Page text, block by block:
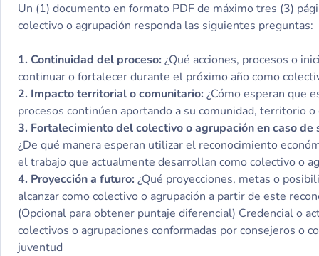
Un (1) documento en formato PDF de máximo tres (3)
colectivo o agrupación responda las siguientes preguntas:
1. Continuidad del proceso: ¿Qué acciones, procesos o
continuar o fortalecer durante el próximo año como
2. Impacto territorial o comunitario: ¿Cómo esperan que
procesos continúen aportando a su comunidad, territorio o
3. Fortalecimiento del colectivo o agrupación en caso de
¿De qué manera esperan utilizar el reconocimiento
el trabajo que actualmente desarrollan como colectivo o
4. Proyección a futuro: ¿Qué proyecciones, metas o
alcanzar como colectivo o agrupación a partir de este
(Opcional para obtener puntaje diferencial) Credencial o
colectivos o agrupaciones conformadas por consejeros o
juventud